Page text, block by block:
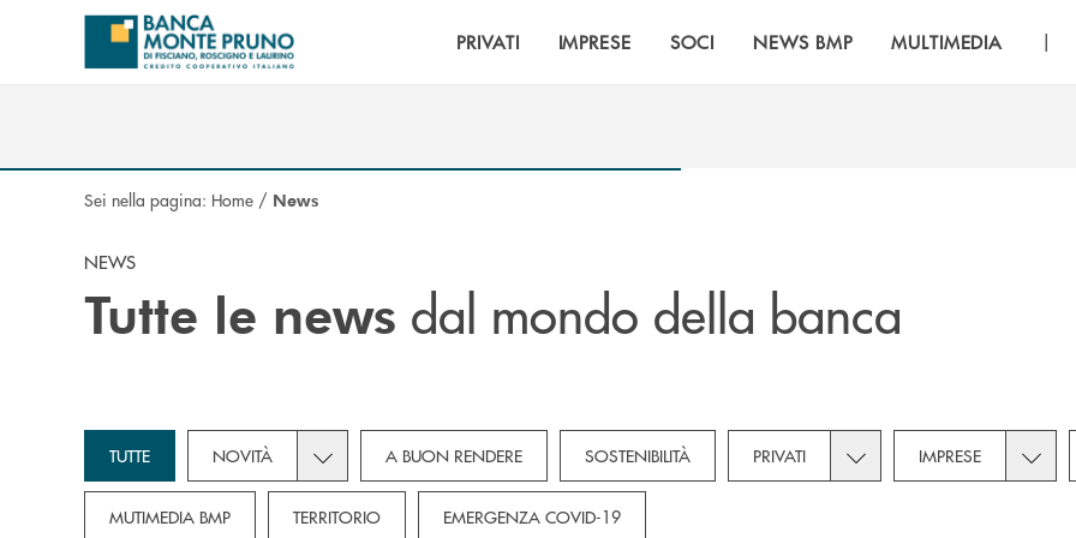
Salta al contenuto principale
PRIVATI IMPRESE SOCI NEWS BMP MULTIMEDIA |
Sei nella pagina: Home / News
NEWS
Tutte le news dal mondo della banca
TUTTE NOVITÀ Toggle subcategories dropdown for Novità
A BUON RENDERE SOSTENIBILITÀ PRIVATI Toggle subcategories
IMPRESE
MUTIMEDIA BMP TERRITORIO EMERGENZA COVID-19